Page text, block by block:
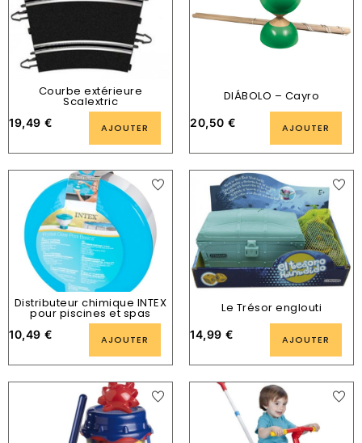
Courbe extérieure
Scalextric
19,49 € AJOUTER
DIÁBOLO – Cayro
20,50 € AJOUTER
Distributeur chimique INTEX
pour piscines et spas
10,49 € AJOUTER
Le Trésor englouti
14,99 € AJOUTER